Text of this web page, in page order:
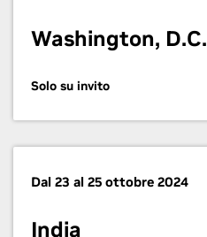
Washington, D.C.
Solo su invito
Dal 23 al 25 ottobre 2024
India